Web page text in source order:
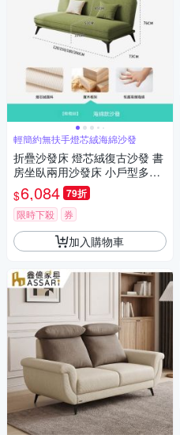
輕簡約無扶手燈芯絨海綿沙發
折疊沙發床 燈芯絨復古沙發 書
房坐臥兩用沙發床 小戶型多功
能沙發（長120cm）
$6,084 79折
限時下殺 券
加入購物車